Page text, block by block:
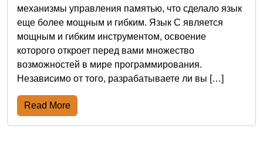
механизмы управления памятью, что сделало язык
еще более мощным и гибким. Язык C является
мощным и гибким инструментом, освоение
которого откроет перед вами множество
возможностей в мире программирования.
Независимо от того, разрабатываете ли вы […]
Read More